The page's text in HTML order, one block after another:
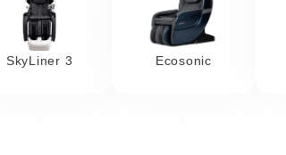
SkyLiner 3 Ecosonic